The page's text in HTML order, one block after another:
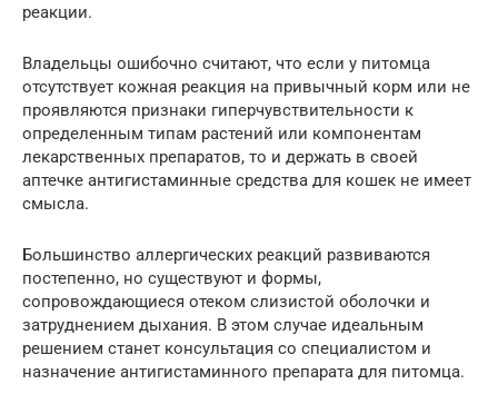
реакции.
Владельцы ошибочно считают, что если у питомца
отсутствует кожная реакция на привычный корм или не
проявляются признаки гиперчувствительности к
определенным типам растений или компонентам
лекарственных препаратов, то и держать в своей
аптечке антигистаминные средства для кошек не имеет
смысла.
Большинство аллергических реакций развиваются
постепенно, но существуют и формы,
сопровождающиеся отеком слизистой оболочки и
затруднением дыхания. В этом случае идеальным
решением станет консультация со специалистом и
назначение антигистаминного препарата для питомца.